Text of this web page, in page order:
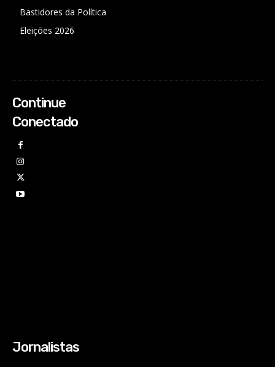
Bastidores da Política
Eleições 2026
Continue
Conectado
Jornalistas